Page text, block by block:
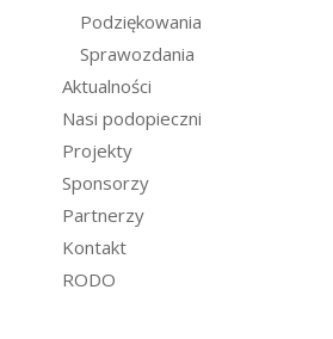
Podziękowania
Sprawozdania
Aktualności
Nasi podopieczni
Projekty
Sponsorzy
Partnerzy
Kontakt
RODO